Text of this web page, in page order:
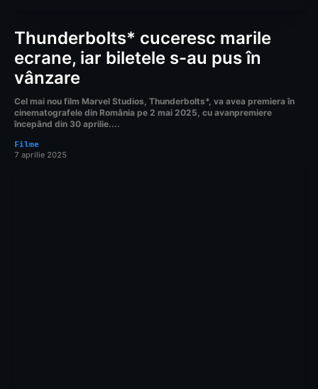
Thunderbolts* cuceresc marile
ecrane, iar biletele s-au pus în
vânzare
Cel mai nou film Marvel Studios, Thunderbolts*, va avea premiera în
cinematografele din România pe 2 mai 2025, cu avanpremiere
începând din 30 aprilie....
Filme
7 aprilie 2025